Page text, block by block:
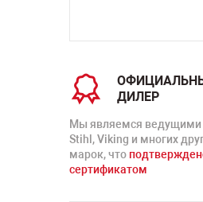
ДИЛЕР
Мы являемся ведущими
Stihl, Viking и многих
марок, что
сертификатом